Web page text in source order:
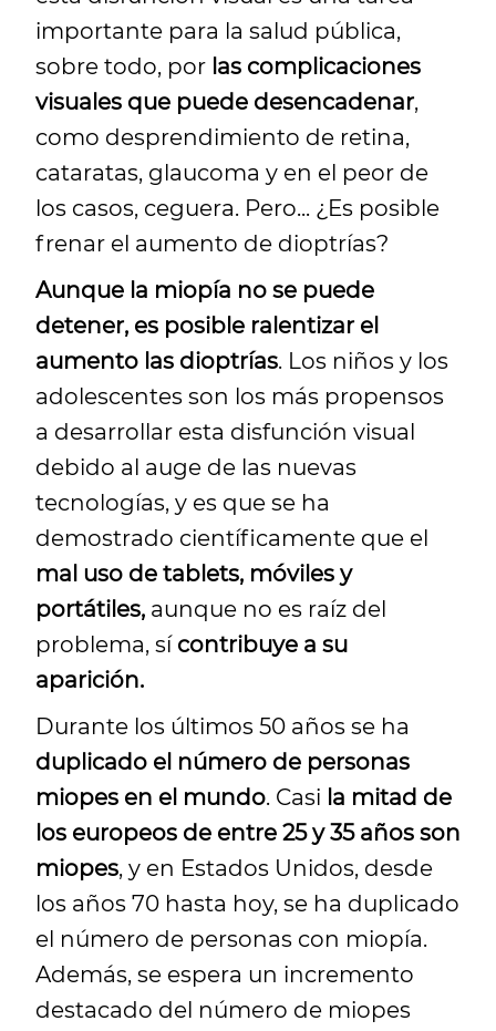
importante para la salud pública,
sobre todo, por las complicaciones
visuales que puede desencadenar,
como desprendimiento de retina,
cataratas, glaucoma y en el peor de
los casos, ceguera. Pero... ¿Es posible
frenar el aumento de dioptrías?
Aunque la miopía no se puede
detener, es posible ralentizar el
aumento las dioptrías. Los niños y los
adolescentes son los más propensos
a desarrollar esta disfunción visual
debido al auge de las nuevas
tecnologías, y es que se ha
demostrado científicamente que el
mal uso de tablets, móviles y
portátiles,aunque no es raíz del
problema, sí contribuye a su
aparición.
Durante los últimos 50 años se ha
duplicado el número de personas
miopes en el mundo. Casi la mitad de
los europeos de entre 25 y 35 años son
miopes, y en Estados Unidos, desde
los años 70 hasta hoy, se ha duplicado
el número de personas con miopía.
Además, se espera un incremento
destacado del número de miopes